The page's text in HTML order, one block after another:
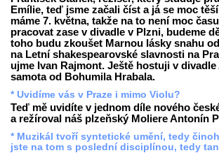
Emílie, teď jsme začali číst a já se moc
máme 7. května, takže na to není moc
pracovat zase v divadle v Plzni, budeme
toho budu zkoušet Marnou lásky snahu
na Letní shakespearovské slavnosti na
ujme Ivan Rajmont. Ještě hostuji v
samota od Bohumila Hrabala.
* Uvidíme vás v Praze i mimo Violu?
Teď mě uvidíte v jednom díle nového
a režíroval náš plzeňský Moliere Antonín
* Muzikál tvoří syntetické umění, tedy
jste na tom s poslední disciplínou, tedy